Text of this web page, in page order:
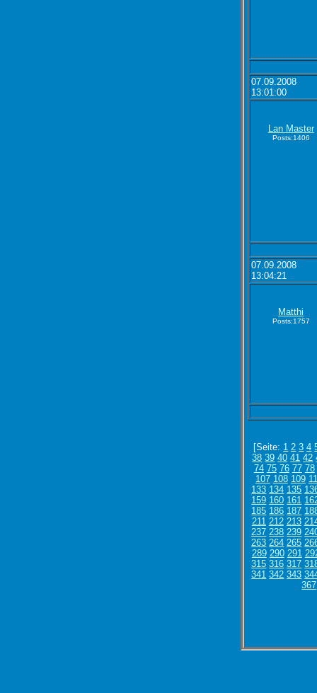
07.09.2008
13:01:00
Lan Master
Posts:1406
07.09.2008
13:04:21
Matthi
Posts:1757
[Seite: 1 2 3 4
38 39 40 41 42
74 75 76 77 78
107 108 109
133 134 135
159 160 161
185 186 187
211 212 213
237 238 239
263 264 265
289 290 291
315 316 317
341 342 343
367